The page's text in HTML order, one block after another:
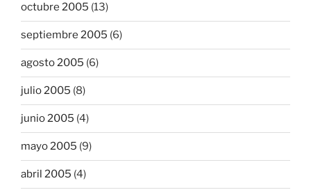
octubre 2005 (13)
septiembre 2005 (6)
agosto 2005 (6)
julio 2005 (8)
junio 2005 (4)
mayo 2005 (9)
abril 2005 (4)